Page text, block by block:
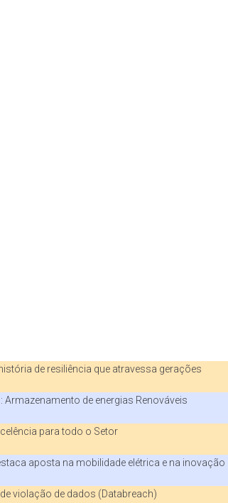
de resiliência que atravessa gerações
de energias Renováveis
para todo o Setor
aposta na mobilidade elétrica e na inovação
violação de dados (Databreach)